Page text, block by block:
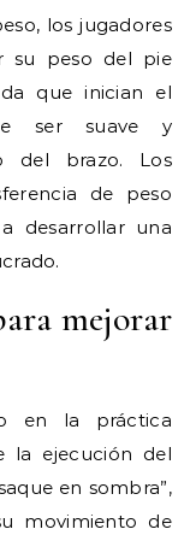
los jugadores
su peso del pie
que inician el
ser suave y
del brazo. Los
de peso
desarrollar una
mejorar
en la práctica
la ejecución del
en sombra”,
movimiento de